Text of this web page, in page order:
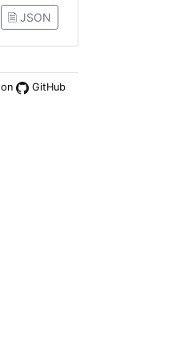
🗎 JSON
on GitHub